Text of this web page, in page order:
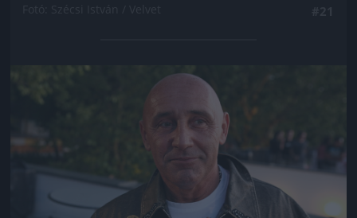
Jön még kép!